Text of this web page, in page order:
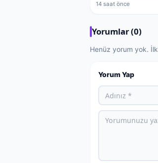
14 saat önce
Yorumlar (0)
Henüz yorum yok.
Yorum Yap